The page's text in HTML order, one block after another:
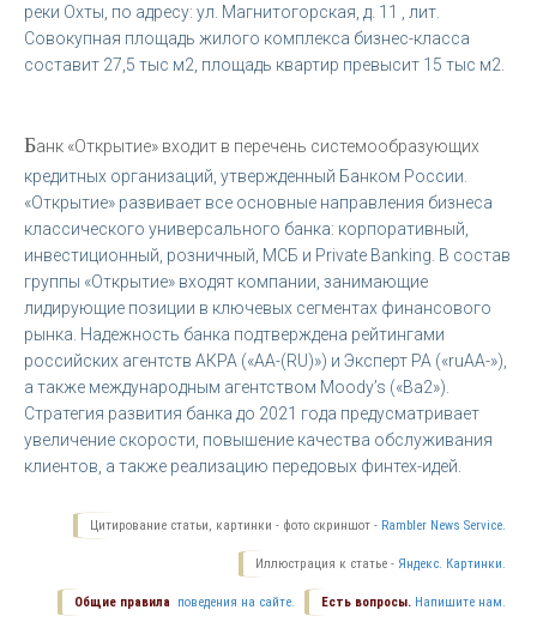
реки Охты, по адресу: ул. Магнитогорская, д. 11 , лит.
Совокупная площадь жилого комплекса бизнес-класса
составит 27,5 тыс м2, площадь квартир превысит 15 тыс м2.
Банк «Открытие» входит в перечень системообразующих
кредитных организаций, утвержденный Банком России.
«Открытие» развивает все основные направления бизнеса
классического универсального банка: корпоративный,
инвестиционный, розничный, МСБ и Private Banking. В состав
группы «Открытие» входят компании, занимающие
лидирующие позиции в ключевых сегментах финансового
рынка. Надежность банка подтверждена рейтингами
российских агентств АКРА («АА-(RU)») и Эксперт РА («ruAA-»),
а также международным агентством Moody’s («Ba2»).
Стратегия развития банка до 2021 года предусматривает
увеличение скорости, повышение качества обслуживания
клиентов, а также реализацию передовых финтех-идей.
Цитирование статьи, картинки - фото скриншот - Rambler News Service.
Иллюстрация к статье - Яндекс. Картинки.
Есть вопросы. Напишите нам.
Общие правила поведения на сайте.